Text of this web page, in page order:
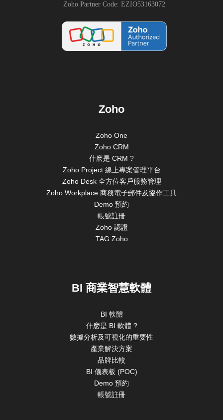
Zoho Partner Code: EZIO53163072
Zoho
Zoho One
Zoho CRM
什麽是 CRM ?
Zoho Project 線上專案管理平台
Zoho Desk 全方位客戶服務管理
Zoho Workplace 商務電子郵件及協作工具
Demo 預約
帳號註冊
Zoho 認證
TAG Zoho
BI 商業智慧軟體
BI 軟體
什麽是 BI 軟體 ?
數據分析及可視化的重要性
產業解決方案
品牌比較
BI 儀表板 (POC)
Demo 預約
帳號註冊